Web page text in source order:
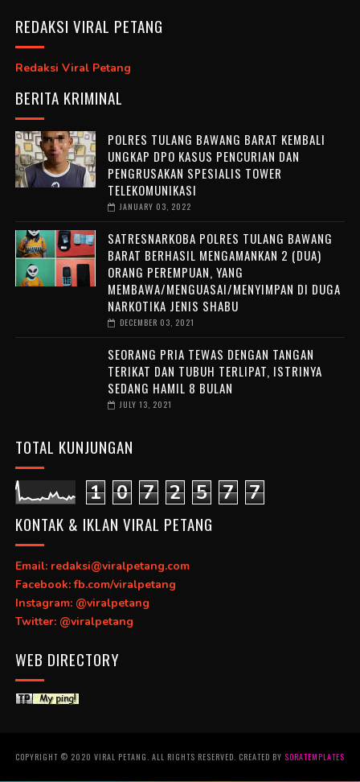
REDAKSI VIRAL PETANG
Redaksi Viral Petang
BERITA KRIMINAL
POLRES TULANG BAWANG BARAT KEMBALI
UNGKAP DPO KASUS PENCURIAN DAN
PENGRUSAKAN SPESIALIS TOWER
TELEKOMUNIKASI
JANUARY 03, 2022
SATRESNARKOBA POLRES TULANG BAWANG
BARAT BERHASIL MENGAMANKAN 2 (DUA)
ORANG PEREMPUAN, YANG
MEMBAWA/MENGUASAI/MENYIMPAN DI DUGA
NARKOTIKA JENIS SHABU
DECEMBER 03, 2021
SEORANG PRIA TEWAS DENGAN TANGAN
TERIKAT DAN TUBUH TERLIPAT, ISTRINYA
SEDANG HAMIL 8 BULAN
JULY 13, 2021
TOTAL KUNJUNGAN
1 0 7 2 5 7 7
KONTAK & IKLAN VIRAL PETANG
Email: redaksi@viralpetang.com
Facebook: fb.com/viralpetang
Instagram: @viralpetang
Twitter: @viralpetang
WEB DIRECTORY
COPYRIGHT © 2020 VIRAL PETANG. ALL RIGHTS RESERVED. CREATED BY SORATEMPLATES